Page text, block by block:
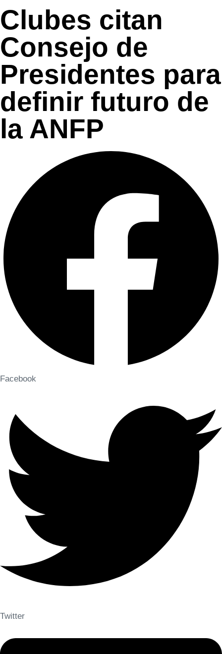
Clubes citan
Consejo de
Presidentes para
definir futuro de
la ANFP
Facebook
Twitter